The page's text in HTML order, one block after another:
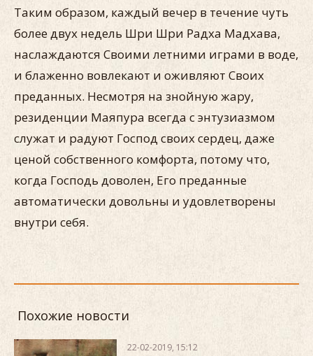
Таким образом, каждый вечер в течение чуть
более двух недель Шри Шри Радха Мадхава,
наслаждаются Своими летними играми в воде,
и блаженно вовлекают и оживляют Своих
преданных. Несмотря на знойную жару,
резиденции Маяпура всегда с энтузиазмом
служат и радуют Господ своих сердец, даже
ценой собственного комфорта, потому что,
когда Господь доволен, Его преданные
автоматически довольны и удовлетворены
внутри себя.
Похожие новости
22-02-2019, 15:12